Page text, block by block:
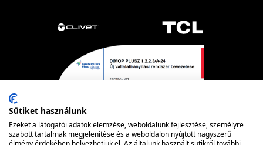
Sütiket használunk
Ezeket a látogatói adatok elemzése, weboldalunk fejlesztése, személyre
szabott tartalmak megjelenítése és a weboldalon nyújtott nagyszerű